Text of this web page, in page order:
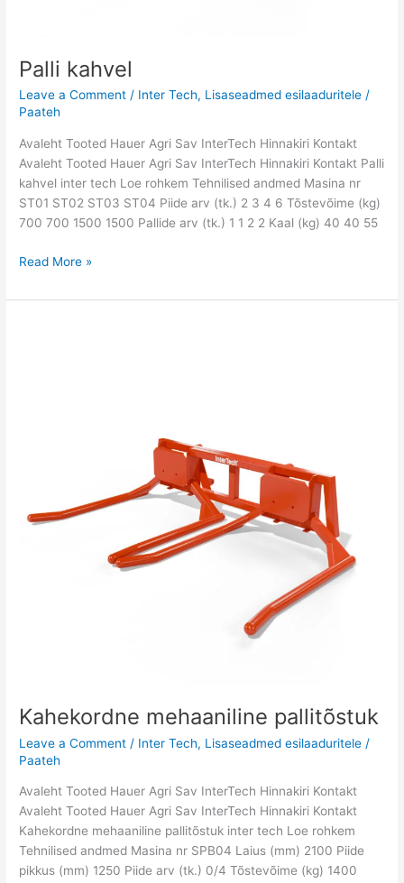
Palli kahvel
Leave a Comment / Inter Tech, Lisaseadmed esilaaduritele /
Paateh
Avaleht Tooted Hauer Agri Sav InterTech Hinnakiri Kontakt
Avaleht Tooted Hauer Agri Sav InterTech Hinnakiri Kontakt Palli
kahvel inter tech Loe rohkem Tehnilised andmed Masina nr
ST01 ST02 ST03 ST04 Piide arv (tk.) 2 3 4 6 Tõstevõime (kg)
700 700 1500 1500 Pallide arv (tk.) 1 1 2 2 Kaal (kg) 40 40 55
Read More »
Kahekordne mehaaniline pallitõstuk
Leave a Comment / Inter Tech, Lisaseadmed esilaaduritele /
Paateh
Avaleht Tooted Hauer Agri Sav InterTech Hinnakiri Kontakt
Avaleht Tooted Hauer Agri Sav InterTech Hinnakiri Kontakt
Kahekordne mehaaniline pallitõstuk inter tech Loe rohkem
Tehnilised andmed Masina nr SPB04 Laius (mm) 2100 Piide
pikkus (mm) 1250 Piide arv (tk.) 0/4 Tõstevõime (kg) 1400